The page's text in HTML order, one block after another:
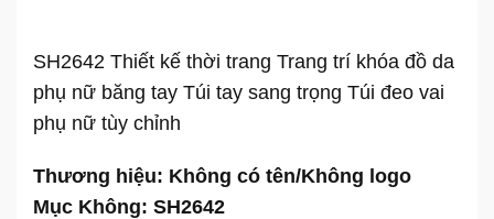
SH2642 Thiết kế thời trang Trang trí khóa đồ da
phụ nữ băng tay Túi tay sang trọng Túi đeo vai
phụ nữ tùy chỉnh
Thương hiệu: Không có tên/Không logo
Mục Không: SH2642